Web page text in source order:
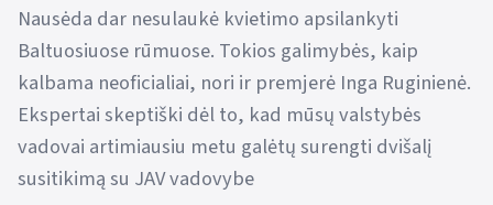
Nausėda dar nesulaukė kvietimo apsilankyti
Baltuosiuose rūmuose. Tokios galimybės, kaip
kalbama neoficialiai, nori ir premjerė Inga Ruginienė.
Ekspertai skeptiški dėl to, kad mūsų valstybės
vadovai artimiausiu metu galėtų surengti dvišalį
susitikimą su JAV vadovybe